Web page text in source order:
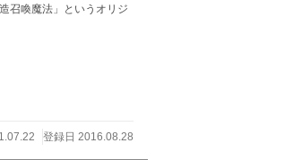
召喚魔法」というオリジ
登録日 2016.08.28